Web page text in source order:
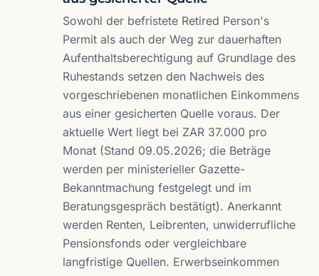
Sowohl der befristete Retired Person's
Permit als auch der Weg zur dauerhaften
Aufenthaltsberechtigung auf Grundlage des
Ruhestands setzen den Nachweis des
vorgeschriebenen monatlichen Einkommens
aus einer gesicherten Quelle voraus. Der
aktuelle Wert liegt bei ZAR 37.000 pro
Monat (Stand 09.05.2026; die Beträge
werden per ministerieller Gazette-
Bekanntmachung festgelegt und im
Beratungsgespräch bestätigt). Anerkannt
werden Renten, Leibrenten, unwiderrufliche
Pensionsfonds oder vergleichbare
langfristige Quellen. Erwerbseinkommen